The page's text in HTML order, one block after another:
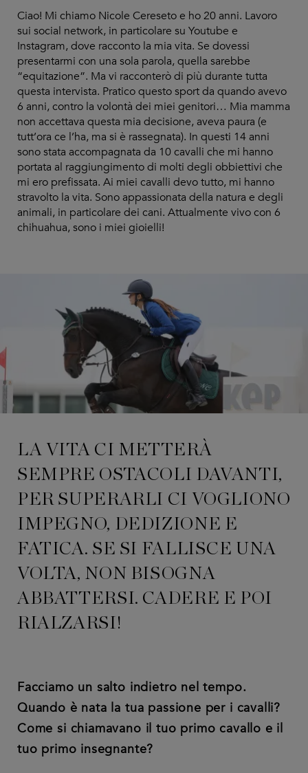
Ciao! Mi chiamo Nicole Cereseto e ho 20 anni. Lavoro
sui social network, in particolare su Youtube e
Instagram, dove racconto la mia vita. Se dovessi
presentarmi con una sola parola, quella sarebbe
“equitazione”. Ma vi racconterò di più durante tutta
questa intervista. Pratico questo sport da quando avevo
6 anni, contro la volontà dei miei genitori… Mia mamma
non accettava questa mia decisione, aveva paura (e
tutt’ora ce l’ha, ma si è rassegnata). In questi 14 anni
sono stata accompagnata da 10 cavalli che mi hanno
portata al raggiungimento di molti degli obbiettivi che
mi ero prefissata. Ai miei cavalli devo tutto, mi hanno
stravolto la vita. Sono appassionata della natura e degli
animali, in particolare dei cani. Attualmente vivo con 6
chihuahua, sono i miei gioielli!
LA VITA CI METTERÀ
SEMPRE OSTACOLI DAVANTI,
PER SUPERARLI CI VOGLIONO
IMPEGNO, DEDIZIONE E
FATICA. SE SI FALLISCE UNA
VOLTA, NON BISOGNA
ABBATTERSI. CADERE E POI
RIALZARSI!
Facciamo un salto indietro nel tempo.
Quando è nata la tua passione per i cavalli?
Come si chiamavano il tuo primo cavallo e il
tuo primo insegnante?